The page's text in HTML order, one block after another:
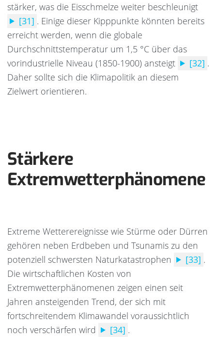
stärker, was die Eisschmelze weiter beschleunigt
[31] . Einige dieser Kipppunkte könnten bereits
erreicht werden, wenn die globale
Durchschnittstemperatur um 1,5 °C über das
vorindustrielle Niveau (1850-1900) ansteigt
[32] .
Daher sollte sich die Klimapolitik an diesem
Zielwert orientieren.
Stärkere
Extremwetterphänomene
Extreme Wetterereignisse wie Stürme oder Dürren
gehören neben Erdbeben und Tsunamis zu den
potenziell schwersten Naturkatastrophen
[33] .
Die wirtschaftlichen Kosten von
Extremwetterphänomenen zeigen einen seit
Jahren ansteigenden Trend, der sich mit
fortschreitendem Klimawandel voraussichtlich
noch verschärfen wird
[34] .